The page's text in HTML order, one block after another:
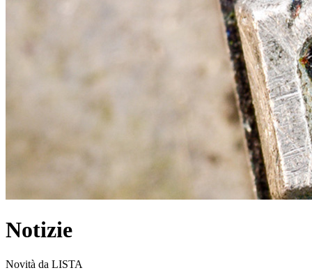
Notizie
Novità da LISTA